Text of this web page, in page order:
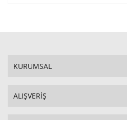
KURUMSAL
ALIŞVERİŞ